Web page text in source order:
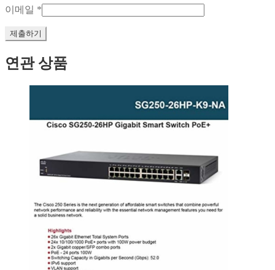
이메일 *
연관 상품